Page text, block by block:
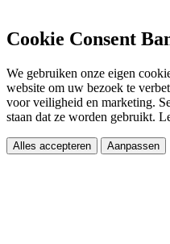
Cookie Consent
We gebruiken onze eigen
website om uw bezoek te
voor veiligheid en marketing.
staan dat ze worden gebruikt.
Alles accepteren Aanpassen